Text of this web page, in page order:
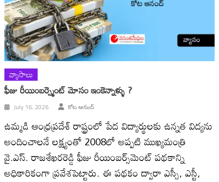
వ్యాసాలు
ఫీజు రీయింబర్స్మెంట్ మోసం ఇంకెన్నాళ్ళు ?
July 16, 2026 కోట ఆనంద్
ఉమ్మడి ఆంధ్రప్రదేశ్ రాష్ట్రంలో పేద విద్యార్థులకు ఉన్నత విద్యను
అందించాలనే లక్ష్యంతో 2008లో అప్పటి ముఖ్యమంత్రి
వై.ఎస్. రాజశేఖరరెడ్డి ఫీజు రీయింబర్స్‌మెంట్ పథకాన్ని
అధికారికంగా ప్రవేశపెట్టారు. ఈ పథకం ద్వారా ఎస్సీ, ఎస్టీ,